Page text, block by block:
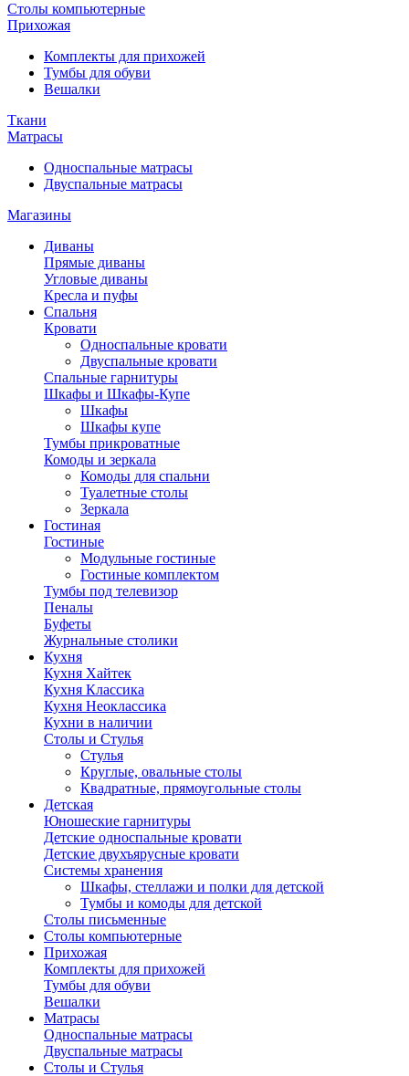
Столы компьютерные
Прихожая
Комплекты для прихожей
Тумбы для обуви
Вешалки
Ткани
Матрасы
Односпальные матрасы
Двуспальные матрасы
Магазины
Диваны
Прямые диваны
Угловые диваны
Кресла и пуфы
Спальня
Кровати
Односпальные кровати
Двуспальные кровати
Спальные гарнитуры
Шкафы и Шкафы-Купе
Шкафы
Шкафы купе
Тумбы прикроватные
Комоды и зеркала
Комоды для спальни
Туалетные столы
Зеркала
Гостиная
Гостиные
Модульные гостиные
Гостиные комплектом
Тумбы под телевизор
Пеналы
Буфеты
Журнальные столики
Кухня
Кухня Хайтек
Кухня Классика
Кухня Неоклассика
Кухни в наличии
Столы и Стулья
Стулья
Круглые, овальные столы
Квадратные, прямоугольные столы
Детская
Юношеские гарнитуры
Детские односпальные кровати
Детские двухъярусные кровати
Системы хранения
Шкафы, стеллажи и полки для детской
Тумбы и комоды для детской
Столы письменные
Столы компьютерные
Прихожая
Комплекты для прихожей
Тумбы для обуви
Вешалки
Матрасы
Односпальные матрасы
Двуспальные матрасы
Столы и Стулья